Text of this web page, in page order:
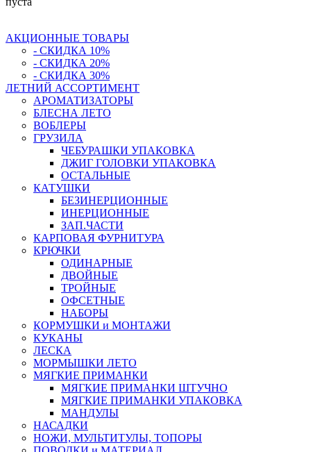
АКЦИОННЫЕ ТОВАРЫ
- СКИДКА 10%
- СКИДКА 20%
- СКИДКА 30%
ЛЕТНИЙ АССОРТИМЕНТ
АРОМАТИЗАТОРЫ
БЛЕСНА ЛЕТО
ВОБЛЕРЫ
ГРУЗИЛА
ЧЕБУРАШКИ УПАКОВКА
ДЖИГ ГОЛОВКИ УПАКОВКА
ОСТАЛЬНЫЕ
КАТУШКИ
БЕЗИНЕРЦИОННЫЕ
ИНЕРЦИОННЫЕ
ЗАП.ЧАСТИ
КАРПОВАЯ ФУРНИТУРА
КРЮЧКИ
ОДИНАРНЫЕ
ДВОЙНЫЕ
ТРОЙНЫЕ
ОФСЕТНЫЕ
НАБОРЫ
КОРМУШКИ и МОНТАЖИ
КУКАНЫ
ЛЕСКА
МОРМЫШКИ ЛЕТО
МЯГКИЕ ПРИМАНКИ
МЯГКИЕ ПРИМАНКИ ШТУЧНО
МЯГКИЕ ПРИМАНКИ УПАКОВКА
МАНДУЛЫ
НАСАДКИ
НОЖИ, МУЛЬТИТУЛЫ, ТОПОРЫ